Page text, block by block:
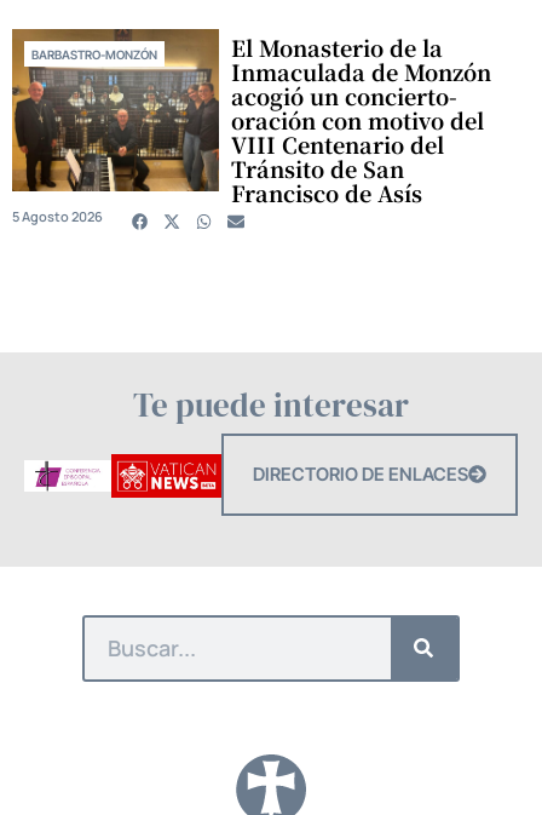
BARBASTRO-MONZÓN El Monasterio de la
Inmaculada de Monzón
acogió un concierto-
oración con motivo del
VIII Centenario del
Tránsito de San
Francisco de Asís
5 Agosto 2026
Te puede interesar
DIRECTORIO DE ENLACES